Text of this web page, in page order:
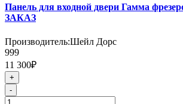
Панель для входной двери Гамма
ЗАКАЗ
Производитель:Шейл Дорс
999
11 300₽
+
-